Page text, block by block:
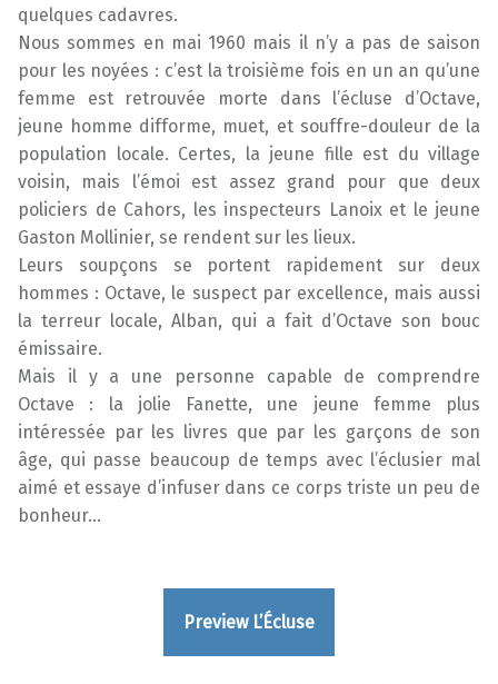
quelques cadavres.
Nous sommes en mai 1960 mais il n’y a pas de saison
pour les noyées : c’est la troisième fois en un an qu’une
femme est retrouvée morte dans l’écluse d’Octave,
jeune homme difforme, muet, et souffre-douleur de la
population locale. Certes, la jeune fille est du village
voisin, mais l’émoi est assez grand pour que deux
policiers de Cahors, les inspecteurs Lanoix et le jeune
Gaston Mollinier, se rendent sur les lieux.
Leurs soupçons se portent rapidement sur deux
hommes : Octave, le suspect par excellence, mais aussi
la terreur locale, Alban, qui a fait d’Octave son bouc
émissaire.
Mais il y a une personne capable de comprendre
Octave : la jolie Fanette, une jeune femme plus
intéressée par les livres que par les garçons de son
âge, qui passe beaucoup de temps avec l’éclusier mal
aimé et essaye d’infuser dans ce corps triste un peu de
bonheur…
Preview L’Écluse